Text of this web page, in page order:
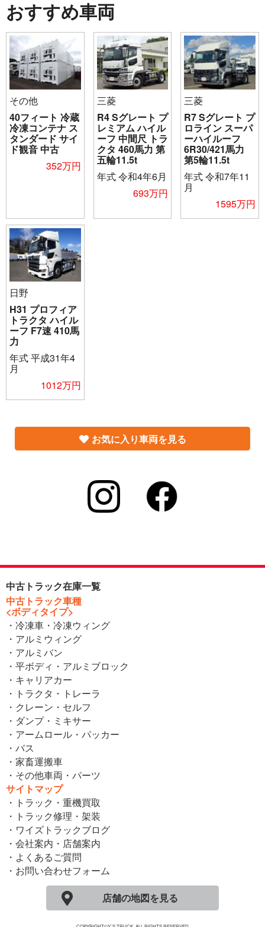
おすすめ車両
その他
40フィート 冷蔵
冷凍コンテナ ス
タンダード サイ
ド観音 中古
352万円
三菱
R4 Sグレート プ
レミアム ハイル
ーフ 中間尺 トラ
クタ 460馬力 第
五輪11.5t
年式令和4年6月
693万円
三菱
R7 Sグレート プ
ロライン スーパ
ーハイルーフ
6R30/421馬力
第5輪11.5t
年式令和7年11
月
1595万円
日野
H31 プロフィア
トラクタ ハイル
ーフ F7速 410馬
力
年式平成31年4
月
1012万円
お気に入り車両を見る
中古トラック在庫一覧
中古トラック車種
<ボディタイプ>
・冷凍車・冷凍ウィング
・アルミウィング
・アルミバン
・平ボディ・アルミブロック
・キャリアカー
・トラクタ・トレーラ
・クレーン・セルフ
・ダンプ・ミキサー
・アームロール・パッカー
・バス
・家畜運搬車
・その他車両・パーツ
サイトマップ
・トラック・重機買取
・トラック修理・架装
・ワイズトラックブログ
・会社案内・店舗案内
・よくあるご質問
・お問い合わせフォーム
店舗の地図を見る